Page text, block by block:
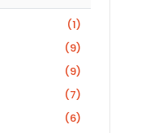
(1)
(9)
(9)
(7)
(6)